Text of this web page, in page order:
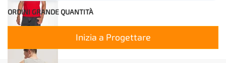
ORDINI GRANDE QUANTITÀ
Inizia a Progettare